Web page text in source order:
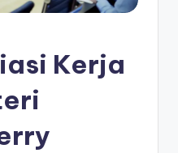
Kerja